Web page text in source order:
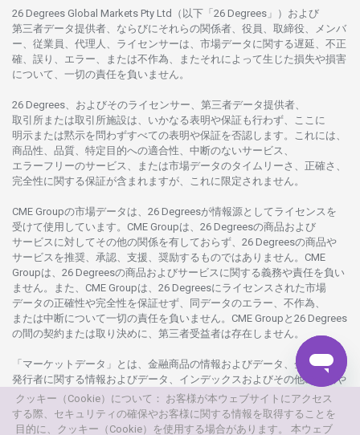
26 Degrees Global Markets Pty Ltd（以下「26 Degrees」） および
第三者データ提供者、ならびにそれらの関係者、役員、取締役、メンバ
ー、従業員、代理人、ライセンサーは、 市場データに関する遅延、不正
確、誤り、エラー、
または不作為、 またそれに よって生じた損失や損害
について、 一切の責任を負いません。
26 Degrees、 およびそのライセンサー、 第三者データ提供者、
取引所または取引所施設は、いかなる表明や保証も行わず、
ここに
明示または黙示を問わずすべての表明や保証を否認し ます。
これには、
商品性、品質、 特定目的への適合性、 中断のないサービス、
エラーフリーのサービス、 または市場データのタイムリーさ、正確さ、
完全性に関する保証が含まれますが、これに限定さ れません。
CME Groupの市場データは、26 Degreesが情報源としてライセンスを
受けて使用しています。 CME Groupは、26 Degreesの商品および
サービスに対してその他の関係を有しておらず、26 Degreesの商品や
サービスを推奨、承認、支援、 奨励するものではありません。 CME
Groupは、26 Degreesの商品およびサービスに関する義務や責任を負い
ません。また、CME Groupは、26 Degreesに ライセンスさ れた市場
データの正確性や完全性を保証せず、 同データのエラー、不作為、
または中断について一切の責任を負いません。 CME Groupと26 Degrees
の間の契約または取り 決めに、 第三者受益者は存在し ません。
「マーケットデータ」とは、 金融商品の情報およびデータ、 金融商品の
発行者に関する情報およびデータ、 インデックスおよびその他の
情報や
データを
指し、26 Degreesまたは26 Degreesグループ 会社が提供する
製品や サービスの 一部として、更新頻度を問わ ず提供さ れるものを
意味します。
クッキー（Cookie）について： お客様が本ウェブサイトにアクセス
する際、セキュリティの確保やお客様に関する情報を取得することを
目的に、クッキー（Cookie）を使用する場合があります。 本ウェブ